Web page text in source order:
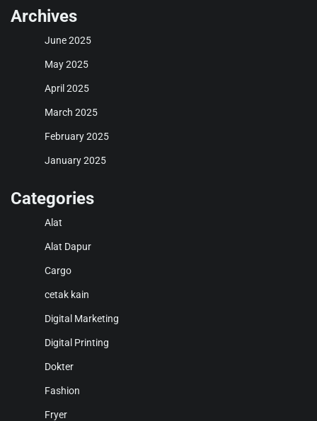
Archives
June 2025
May 2025
April 2025
March 2025
February 2025
January 2025
Categories
Alat
Alat Dapur
Cargo
cetak kain
Digital Marketing
Digital Printing
Dokter
Fashion
Fryer